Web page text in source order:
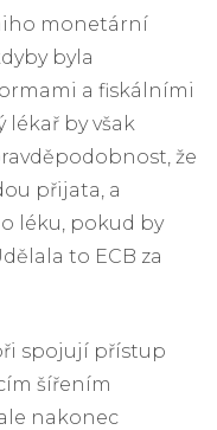
monetární
byla
a fiskálními
lékař by však
že
přijata, a
léku, pokud by
to ECB za
spojují přístup
šířením
nakonec